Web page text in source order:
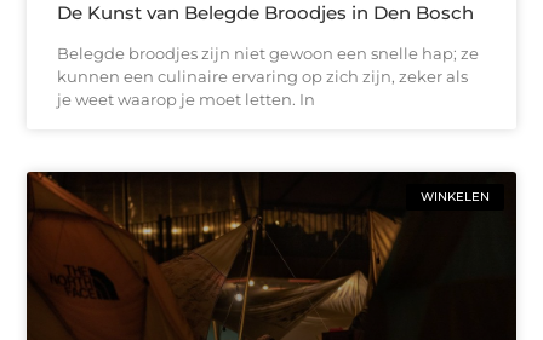
De Kunst van Belegde Broodjes in Den Bosch
Belegde broodjes zijn niet gewoon een snelle hap; ze
kunnen een culinaire ervaring op zich zijn, zeker als
je weet waarop je moet letten. In
WINKELEN